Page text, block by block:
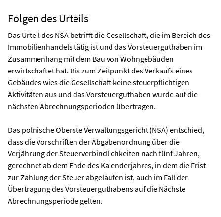
Folgen des Urteils
Das Urteil des NSA betrifft die Gesellschaft, die im Bereich des
Immobilienhandels tätig ist und das Vorsteuerguthaben im
Zusammenhang mit dem Bau von Wohngebäuden
erwirtschaftet hat. Bis zum Zeitpunkt des Verkaufs eines
Gebäudes wies die Gesellschaft keine steuerpflichtigen
Aktivitäten aus und das Vorsteuerguthaben wurde auf die
nächsten Abrechnungsperioden übertragen.
Das polnische Oberste Verwaltungsgericht (NSA) entschied,
dass die Vorschriften der Abgabenordnung über die
Verjährung der Steuerverbindlichkeiten nach fünf Jahren,
gerechnet ab dem Ende des Kalenderjahres, in dem die Frist
zur Zahlung der Steuer abgelaufen ist, auch im Fall der
Übertragung des Vorsteuerguthabens auf die Nächste
Abrechnungsperiode gelten.